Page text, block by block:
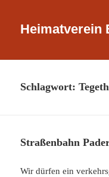
Heimatverein
Schlagwort:
Straßenbahn
Wir dürfen ein